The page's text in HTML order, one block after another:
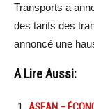
Transports a
des tarifs des
annoncé une
A Lire Aussi: